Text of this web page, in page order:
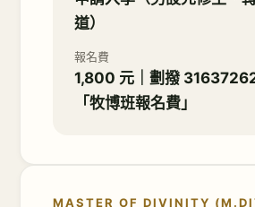
道）
報名費
1,800 元｜劃撥
「牧博班報名費」
MASTER OF DIVINITY